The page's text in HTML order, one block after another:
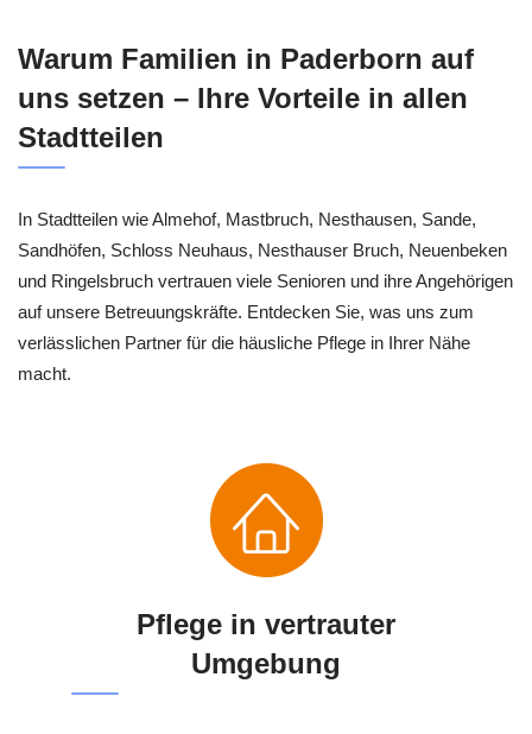
Warum Familien in Paderborn auf
uns setzen – Ihre Vorteile in allen
Stadtteilen
In Stadtteilen wie Almehof, Mastbruch, Nesthausen, Sande,
Sandhöfen, Schloss Neuhaus, Nesthauser Bruch, Neuenbeken
und Ringelsbruch vertrauen viele Senioren und ihre Angehörigen
auf unsere Betreuungskräfte. Entdecken Sie, was uns zum
verlässlichen Partner für die häusliche Pflege in Ihrer Nähe
macht.
Pflege in vertrauter
Umgebung